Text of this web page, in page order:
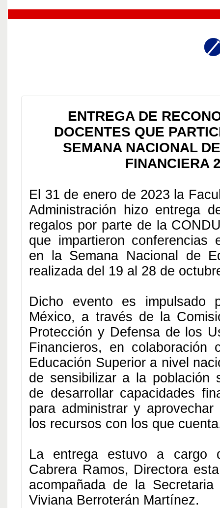
ENTREGA DE
DOCENTES QUE
SEMANA NACIONAL
FINANCIERA
El 31 de enero de 2023 la
Administración hizo entrega
regalos por parte de la
que impartieron conferencias
en la Semana Nacional de
realizada del 19 al 28 de
Dicho evento es impulsado
México, a través de la
Protección y Defensa de los
Financieros, en colaboración
Educación Superior a nivel
de sensibilizar a la población
de desarrollar capacidades
para administrar y
los recursos con los que
La entrega estuvo a cargo
Cabrera Ramos, Directora
acompañada de la
Viviana Berroterán Martínez.